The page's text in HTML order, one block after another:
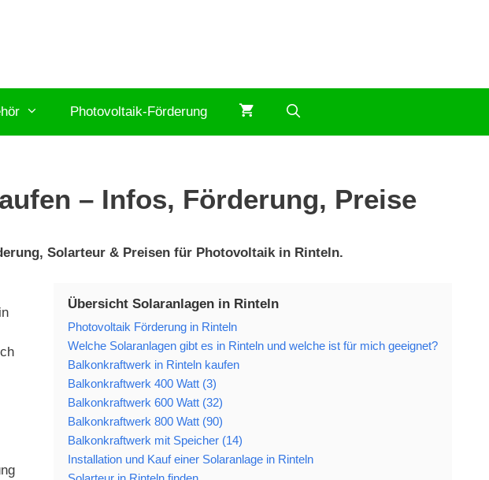
Photovoltaik-Förderung
– Infos, Förderung, Preise
Solarteur & Preisen für Photovoltaik in Rinteln.
Übersicht Solaranlagen in Rinteln
Photovoltaik Förderung in Rinteln
Welche Solaranlagen gibt es in Rinteln und welche ist für mich geeignet?
Balkonkraftwerk in Rinteln kaufen
Balkonkraftwerk 400 Watt (3)
Balkonkraftwerk 600 Watt (32)
Balkonkraftwerk 800 Watt (90)
Balkonkraftwerk mit Speicher (14)
Installation und Kauf einer Solaranlage in Rinteln